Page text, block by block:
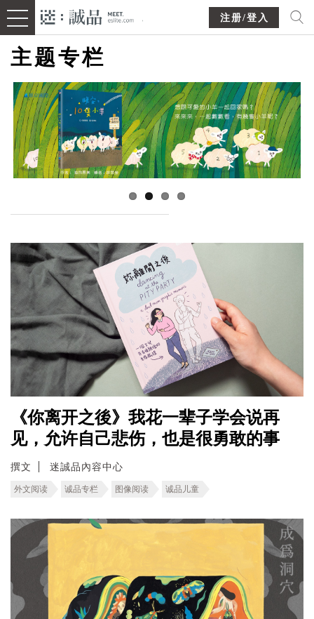
注册/登入
主题专栏
《你离开之後》我花一辈子学会说再
见，允许自己悲伤，也是很勇敢的事
撰文 迷誠品內容中心
外文阅读 诚品专栏 图像阅读 诚品儿童